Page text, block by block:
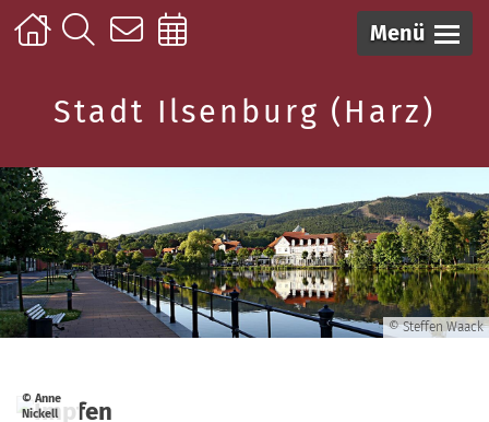
Menü
Stadt Ilsenburg (Harz)
© Steffen Waack
© Anne
Nickell